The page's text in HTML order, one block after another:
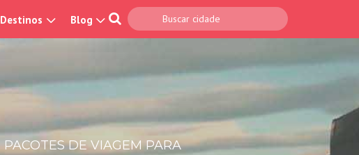
Destinos Blog
PACOTES DE VIAGEM PARA